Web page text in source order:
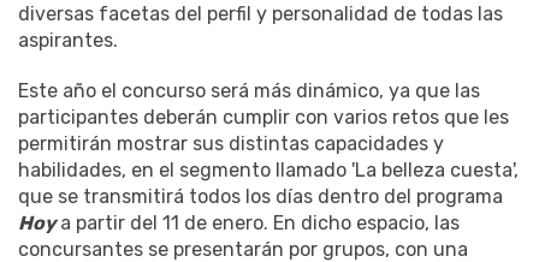
diversas facetas del perfil y personalidad de todas las
aspirantes.
Este año el concurso será más dinámico, ya que las
participantes deberán cumplir con varios retos que les
permitirán mostrar sus distintas capacidades y
habilidades, en el segmento llamado 'La belleza cuesta',
que se transmitirá todos los días dentro del programa
Hoya partir del 11 de enero. En dicho espacio, las
concursantes se presentarán por grupos, con una